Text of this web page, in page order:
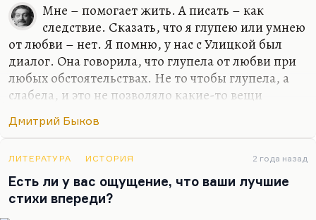
Что вся наша жизнь – бесконечная щель,
В которую чаша должна провалиться.
Откуда это? Но рифма очень хорошая, забавно.
Вообще, стихи, как учил нас Лосев, лучше всего
сочиняются в первый…
Мне – помогает жить. А писать – как
следствие. Сказать, что я глупею или умнею
от любви – нет. Я помню, у нас с Улицкой был
диалог. Она говорила, что глупела от любви при
любых обстоятельствах. Не то чтобы глупела, а
слабела, и это не позволяло какие-то вещи
все-таки этого нет, для меня любовь – это формат
какую-то общую черту у моих жен или тех
женщин, с которыми у меня были долгие и
счастливые отношения, – это были женщины, с
Дмитрий Быков
ЛИТЕРАТУРА ИСТОРИЯ 2 года назад
Есть ли у вас ощущение, что ваши лучшие
стихи впереди?